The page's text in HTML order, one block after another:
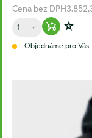
Cena bez DPH
Množství
Zur
Objednáme pro Vás